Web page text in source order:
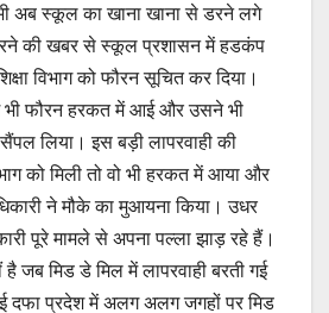
अब स्कूल का खाना खाना से डरने लगे
की खबर से स्कूल प्रशासन में हडकंप
विभाग को फौरन सूचित कर दिया।
भी फौरन हरकत में आई और उसने भी
लिया। इस बड़ी लापरवाही की
को मिली तो वो भी हरकत में आया और
ने मौके का मुआयना किया। उधर
पूरे मामले से अपना पल्ला झाड़ रहे हैं।
है जब मिड डे मिल में लापरवाही बरती गई
दफा प्रदेश में अलग अलग जगहों पर मिड